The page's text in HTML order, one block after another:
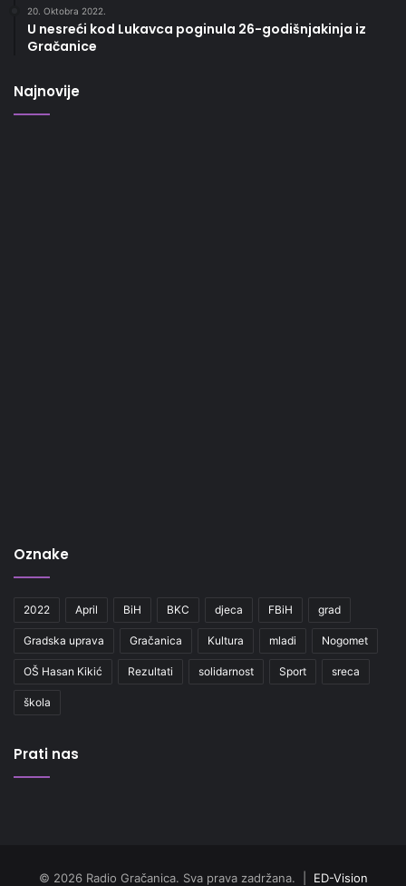
20. Oktobra 2022.
U nesreći kod Lukavca poginula 26-godišnjakinja iz
Gračanice
Najnovije
Oznake
2022 April BiH BKC djeca FBiH grad
Gradska uprava Gračanica Kultura mladi Nogomet
OŠ Hasan Kikić Rezultati solidarnost Sport sreca
škola
Prati nas
© 2026 Radio Gračanica. Sva prava zadržana. | ED-Vision